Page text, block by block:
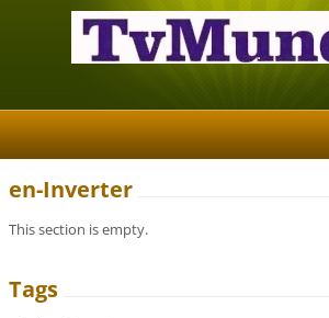
en-Inverter
This section is empty.
Tags